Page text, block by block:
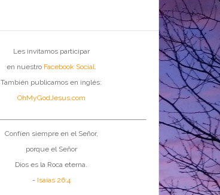
Les invitamos participar
en nuestro Facebook Social.
También publicamos en inglés:
OhMyGodJesus.com
Confíen siempre en el Señor,
porque el Señor
Dios es la Roca eterna.
- Isaías 26:4